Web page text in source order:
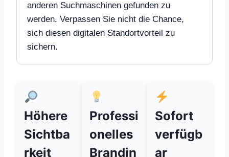
anderen Suchmaschinen gefunden zu
werden. Verpassen Sie nicht die Chance,
sich diesen digitalen Standortvorteil zu
sichern.
Höhere
Sichtba
rkeit
Professi
onelles
Brandin
Sofort
verfügb
ar